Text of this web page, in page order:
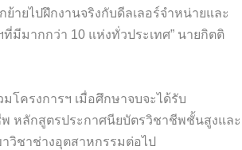
ย้ายไปฝึกงานจริงกับดีลเลอร์จำหน่ายและ
มีมากกว่า 10 แห่งทั่วประเทศ” นายกิตติ
โครงการฯ เมื่อศึกษาจบจะได้รับ
หลักสูตรประกาศนียบัตรวิชาชีพชั้นสูงและ
วิชาช่างอุตสาหกรรมต่อไป